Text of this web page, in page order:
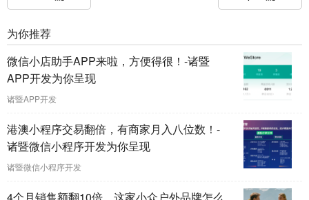
为你推荐
微信小店助手APP来啦，方便得很！-诸暨
APP开发为你呈现
诸暨APP开发
港澳小程序交易翻倍，有商家月入八位数！-
诸暨微信小程序开发为你呈现
诸暨微信小程序开发